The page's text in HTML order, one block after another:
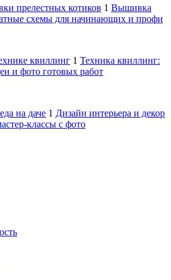
прелестных котиков 1 Вышивка
схемы для начинающих и профи
квиллинг 1 Техника квиллинг:
и фото готовых работ
на даче 1 Дизайн интерьера и декор
классы с фото